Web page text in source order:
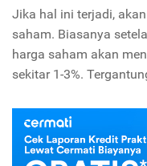
Jika hal ini terjadi,
saham. Biasanya
harga saham akan
sekitar 1-3%.